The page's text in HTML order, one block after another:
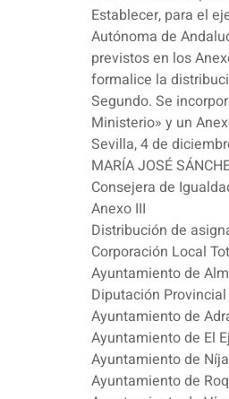
Establecer, para el
Autónoma de
previstos en los
formalice la
Segundo. Se
Ministerio» y un
Sevilla, 4 de
MARÍA JOSÉ
Consejera de
Anexo III
Distribución de
Corporación Local
Ayuntamiento de
Diputación
Ayuntamiento de
Ayuntamiento de El
Ayuntamiento de
Ayuntamiento de